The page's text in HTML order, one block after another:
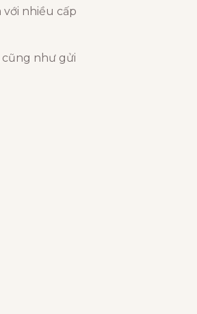
nhiều cấp
như gửi